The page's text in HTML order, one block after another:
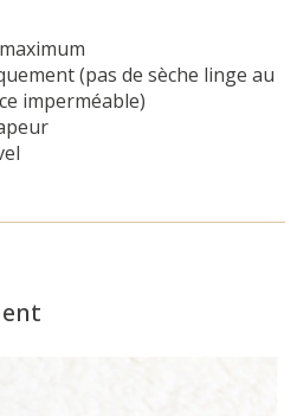
(pas de sèche linge au
imperméable)